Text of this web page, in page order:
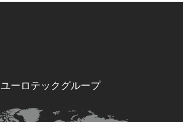
ユーロテックグループ